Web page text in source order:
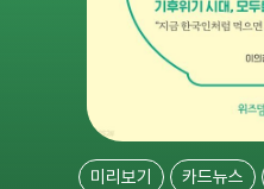
미리보기 카드뉴스